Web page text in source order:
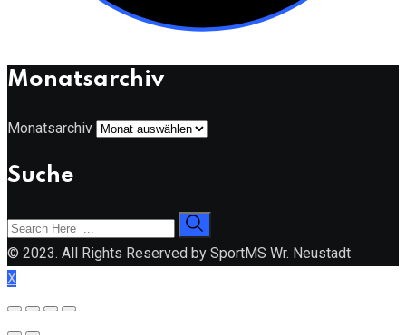
Monatsarchiv
Monatsarchiv
Suche
© 2023. All Rights Reserved by SportMS Wr. Neustadt
X